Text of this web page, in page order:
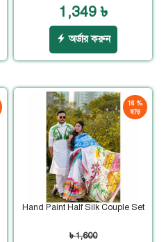
1,349 ৳
অর্ডার করুন
16 %
ছাড়
Hand Paint Half Silk Couple Set
৳ 1,600